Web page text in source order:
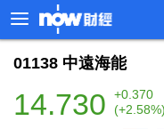
01138 中遠海能
14.730
+0.370
(+2.58%)